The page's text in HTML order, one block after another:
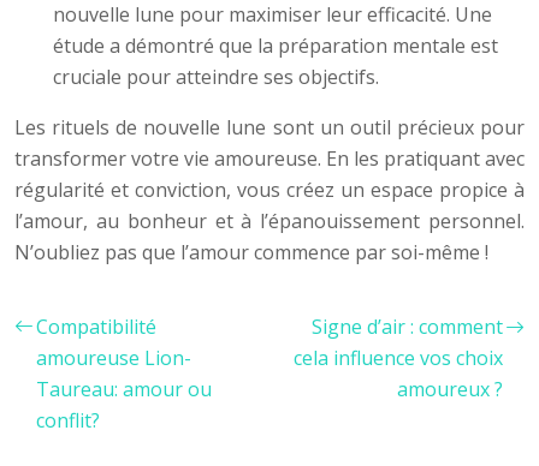
nouvelle lune pour maximiser leur efficacité. Une
étude a démontré que la préparation mentale est
cruciale pour atteindre ses objectifs.
Les rituels de nouvelle lune sont un outil précieux pour
transformer votre vie amoureuse. En les pratiquant avec
régularité et conviction, vous créez un espace propice à
l’amour, au bonheur et à l’épanouissement personnel.
N’oubliez pas que l’amour commence par soi-même !
Compatibilité
amoureuse Lion-
Taureau: amour ou
conflit?
Signe d’air : comment
cela influence vos choix
amoureux ?